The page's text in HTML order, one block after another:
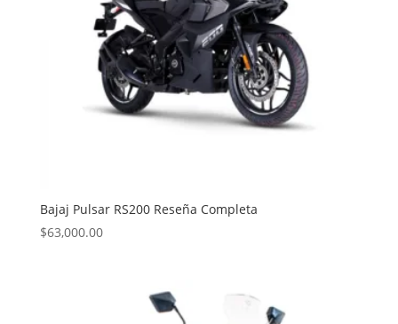
Bajaj Pulsar RS200 Reseña Completa
$63,000.00